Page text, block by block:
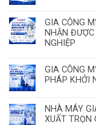
GIA CÔNG
NHẬN ĐƯỢC
NGHIỆP
GIA CÔNG
PHÁP KHỞI
NHÀ MÁY
XUẤT TRỌN